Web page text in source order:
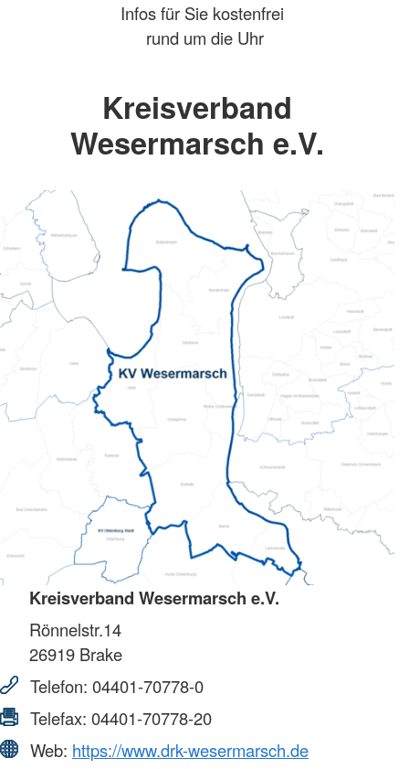
Infos für Sie kostenfrei
rund um die Uhr
Kreisverband
Wesermarsch e.V.
Kreisverband Wesermarsch e.V.
Rönnelstr.14
26919 Brake
Telefon: 04401-70778-0
Telefax: 04401-70778-20
Web: https://www.drk-wesermarsch.de